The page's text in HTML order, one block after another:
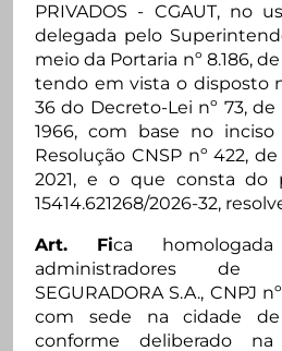
PRIVADOS - CGAUT, no
delegada pelo
meio da Portaria nº 8.186,
tendo em vista o disposto
36 do Decreto-Lei nº 73,
1966, com base no
Resolução CNSP nº 422,
2021, e o que consta do
15414.621268/2026-32,
Art. Fica
administradores de
SEGURADORA S.A., CNPJ
com sede na cidade
conforme deliberado na